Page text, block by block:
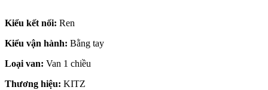
Kiểu kết nối: Ren
Kiểu vận hành: Bằng tay
Loại van: Van 1 chiều
Thương hiệu: KITZ